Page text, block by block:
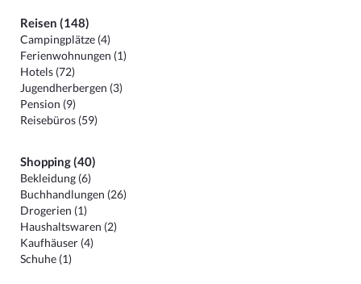
Reisen (148)
Campingplätze (4)
Ferienwohnungen (1)
Hotels (72)
Jugendherbergen (3)
Pension (9)
Reisebüros (59)
Shopping (40)
Bekleidung (6)
Buchhandlungen (26)
Drogerien (1)
Haushaltswaren (2)
Kaufhäuser (4)
Schuhe (1)